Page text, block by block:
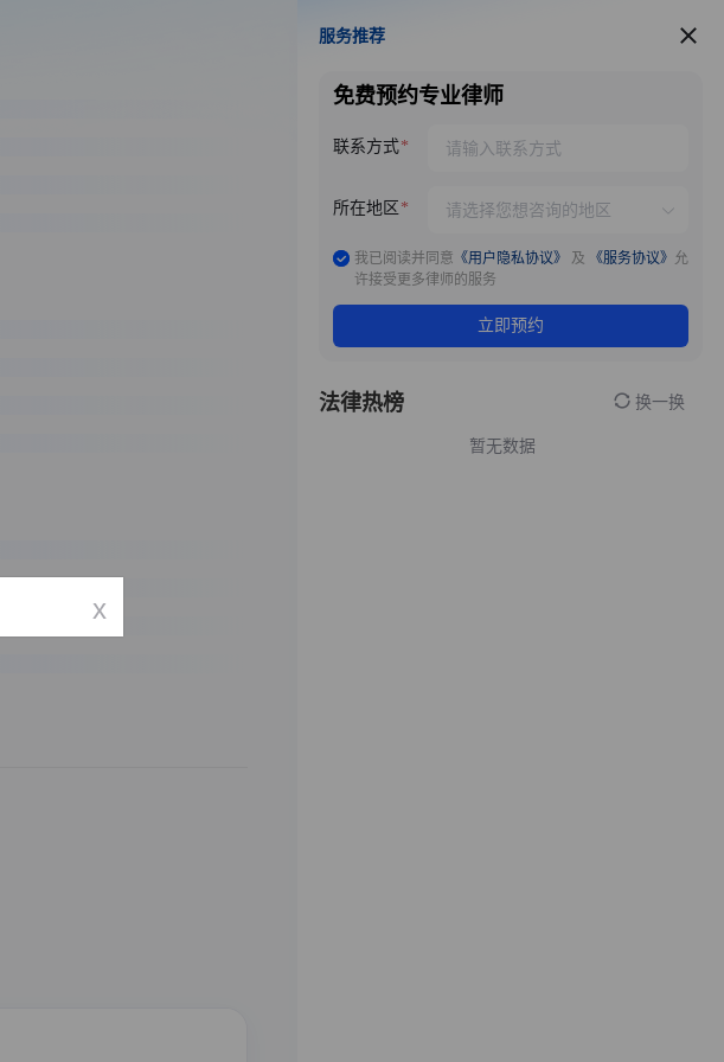
服务推荐
服务推荐
免费预约专业律师
联系方式
所在地区
我已阅读并同意 《用户隐私协议》 及 《服务协议》 允
许接受更多律师的服务
立即预约
法律热榜 换一换
暂无数据
x